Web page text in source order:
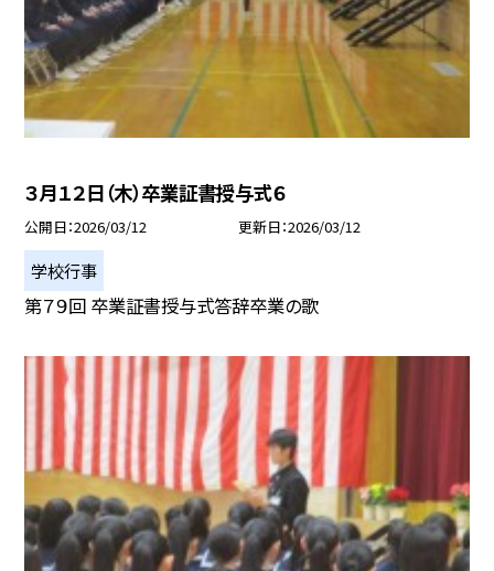
３月１２日（木）卒業証書授与式６
公開日 2026/03/12 更新日 2026/03/12
学校行事
第７９回 卒業証書授与式答辞卒業の歌